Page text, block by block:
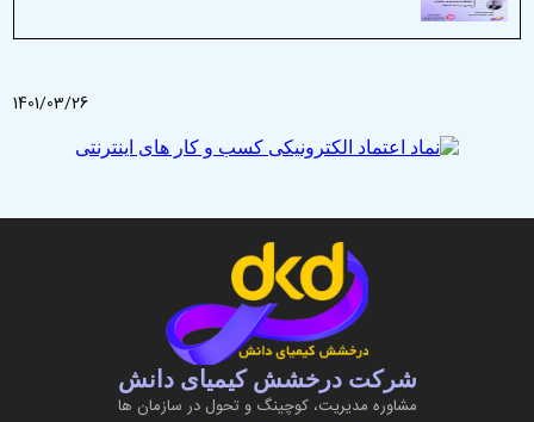
1401/03/26
شرکت درخشش کیمیای دانش
مشاوره مديريت، کوچینگ و تحول در سازمان ها